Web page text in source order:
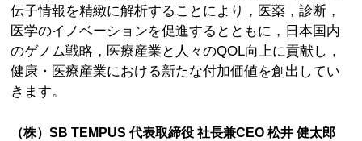
伝子情報を精緻に解析することにより，医薬，診断，
医学のイノベーションを促進するとともに，日本国内
のゲノム戦略，医療産業と人々のQOL向上に貢献し，
健康・医療産業における新たな付加価値を創出してい
きます。
（株）SB TEMPUS 代表取締役 社長兼CEO 松井 健太郎